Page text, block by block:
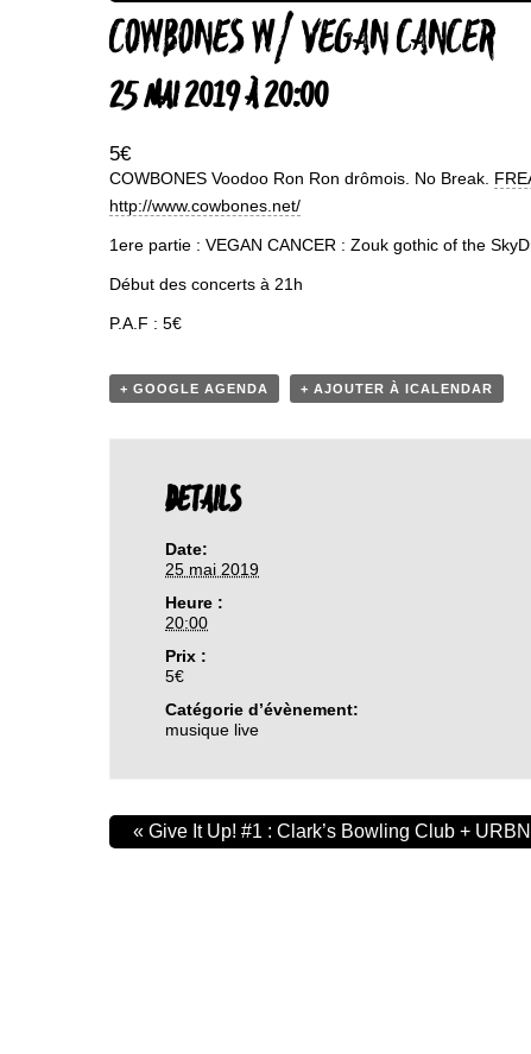
COWBONES W/ VEGAN CANCER
25 MAI 2019 À 20:00
5€
COWBONES Voodoo Ron Ron drômois. No Break.
http://www.cowbones.net/
1ere partie : VEGAN CANCER : Zouk gothic of the
Début des concerts à 21h
P.A.F : 5€
+ GOOGLE AGENDA + AJOUTER À ICALENDAR
DETAILS
Date:
25 mai 2019
Heure :
20:00
Prix :
5€
Catégorie d’évènement:
musique live
« Give It Up! #1 : Clark’s Bowling Club +